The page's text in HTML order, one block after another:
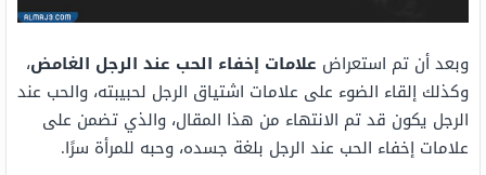
وبعد أن تم استعراض علامات إخفاء الحب عند الرجل الغامض،
وكذلك إلقاء الضوء على علامات اشتياق الرجل لحبيبته، والحب عند
الرجل يكون قد تم الانتهاء من هذا المقال، والذي تضمن على
علامات إخفاء الحب عند الرجل بلغة جسده، وحبه للمرأة سرًا.